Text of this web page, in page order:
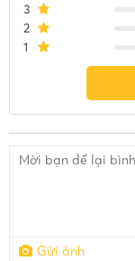
3
2
1
Gửi ảnh